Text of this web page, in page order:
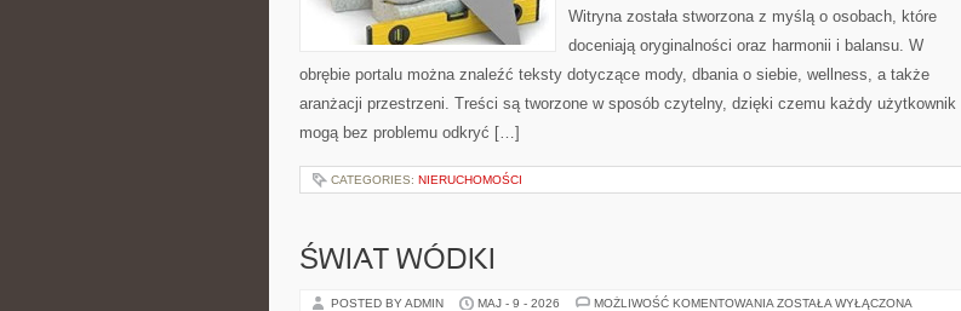
Witryna została stworzona z myślą o osobach, które
doceniają oryginalności oraz harmonii i balansu. W
obrębie portalu można znaleźć teksty dotyczące mody, dbania o siebie, wellness, a także
aranżacji przestrzeni. Treści są tworzone w sposób czytelny, dzięki czemu każdy użytkownik
mogą bez problemu odkryć […]
CATEGORIES: NIERUCHOMOŚCI
ŚWIAT WÓDKI
POSTED BY ADMIN MAJ - 9 - 2026 MOŻLIWOŚĆ KOMENTOWANIA ŚWIAT
ZOSTAŁA WYŁĄCZONA